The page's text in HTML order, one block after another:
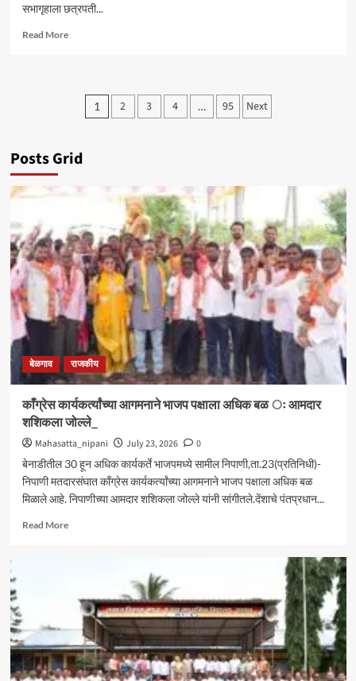
सभागृहाला छत्रपती...
Read MoreRead
ठिय्या
आंदोलन
Posts
1 2 3 4 … 95 Next
Posts Grid
बेळगाव राजकीय
काँग्रेस कार्यकर्त्यांच्या आगमनाने भाजप पक्षाला अधिक बळ ः आमदार
शशिकला जोल्ले_
Mahasatta_nipani July 23, 2026
0
बेनाडीतील 30 हून अधिक कार्यकर्ते भाजपमध्ये सामील निपाणी,ता.23(प्रतिनिधी)-
निपाणी मतदारसंघात काँग्रेस कार्यकर्त्यांच्या आगमनाने भाजप पक्षाला अधिक बळ
मिळाले आहे. निपाणीच्या आमदार शशिकला जोल्ले यांनी सांगीतले.देंशाचे पंतप्रधान...
Read MoreRead
आगमनाने
भाजप
पक्षाला
अधिक
बळ
ः